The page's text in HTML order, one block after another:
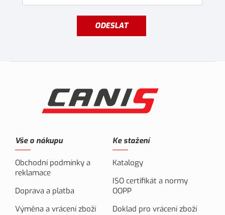
ODESLAT
Vše o nákupu
Obchodní podmínky a
reklamace
Doprava a platba
Výměna a vrácení zboží
Ke stažení
Katalogy
ISO certifikát a normy
OOPP
Doklad pro vrácení zboží